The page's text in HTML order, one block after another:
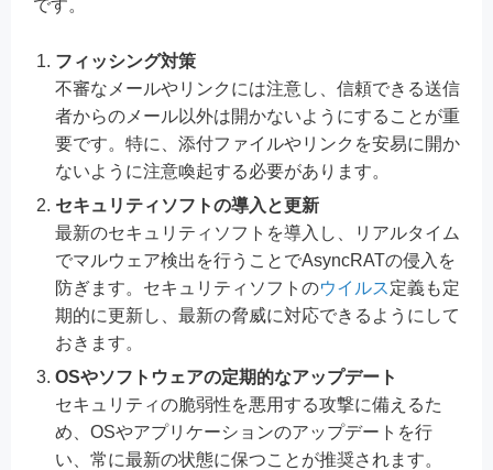
です。
フィッシング対策
不審なメールやリンクには注意し、信頼できる送信
者からのメール以外は開かないようにすることが重
要です。特に、添付ファイルやリンクを安易に開か
ないように注意喚起する必要があります。
セキュリティソフトの導入と更新
最新のセキュリティソフトを導入し、リアルタイム
でマルウェア検出を行うことでAsyncRATの侵入を
防ぎます。セキュリティソフトのウイルス定義も定
期的に更新し、最新の脅威に対応できるようにして
おきます。
OSやソフトウェアの定期的なアップデート
セキュリティの脆弱性を悪用する攻撃に備えるた
め、OSやアプリケーションのアップデートを行
い、常に最新の状態に保つことが推奨されます。